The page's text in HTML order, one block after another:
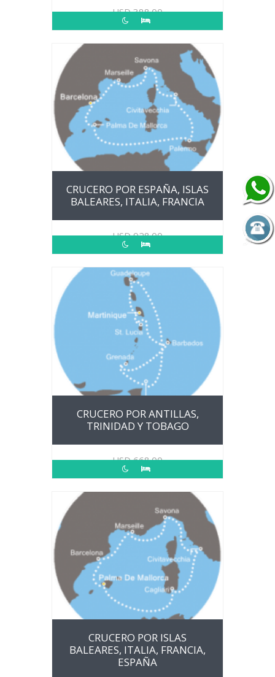
USD388.00
CRUCERO POR ESPAÑA, ISLAS
BALEARES, ITALIA, FRANCIA
USD928.00
CRUCERO POR ANTILLAS,
TRINIDAD Y TOBAGO
USD668.00
CRUCERO POR ISLAS
BALEARES, ITALIA, FRANCIA,
ESPAÑA